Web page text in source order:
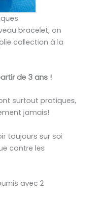
bracelet, on
collection à la
de 3 ans !
surtout pratiques,
jamais!
toujours sur soi
contre les
avec 2